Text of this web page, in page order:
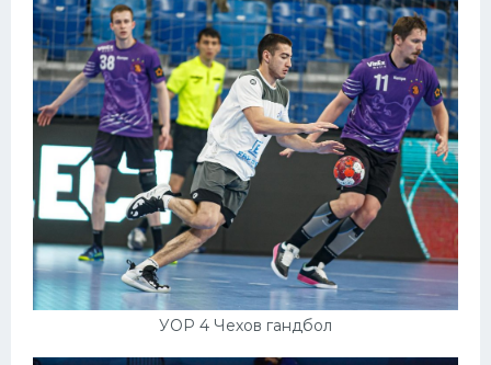
УОР 4 Чехов гандбол